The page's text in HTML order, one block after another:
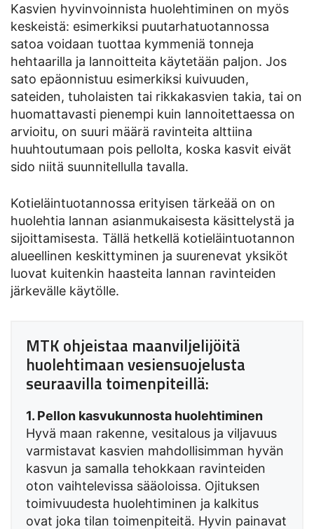
Kasvien hyvinvoinnista huolehtiminen on myös
keskeistä: esimerkiksi puutarhatuotannossa
satoa voidaan tuottaa kymmeniä tonneja
hehtaarilla ja lannoitteita käytetään paljon. Jos
sato epäonnistuu esimerkiksi kuivuuden,
sateiden, tuholaisten tai rikkakasvien takia, tai on
huomattavasti pienempi kuin lannoitettaessa on
arvioitu, on suuri määrä ravinteita alttiina
huuhtoutumaan pois pellolta, koska kasvit eivät
sido niitä suunnitellulla tavalla.
Kotieläintuotannossa erityisen tärkeää on on
huolehtia lannan asianmukaisesta käsittelystä ja
sijoittamisesta. Tällä hetkellä kotieläintuotannon
alueellinen keskittyminen ja suurenevat yksiköt
luovat kuitenkin haasteita lannan ravinteiden
järkevälle käytölle.
MTK ohjeistaa maanviljelijöitä
huolehtimaan vesiensuojelusta
seuraavilla toimenpiteillä:
1. Pellon kasvukunnosta huolehtiminen
Hyvä maan rakenne, vesitalous ja viljavuus
varmistavat kasvien mahdollisimman hyvän
kasvun ja samalla tehokkaan ravinteiden
oton vaihtelevissa sääoloissa. Ojituksen
toimivuudesta huolehtiminen ja kalkitus
ovat joka tilan toimenpiteitä. Hyvin painavat